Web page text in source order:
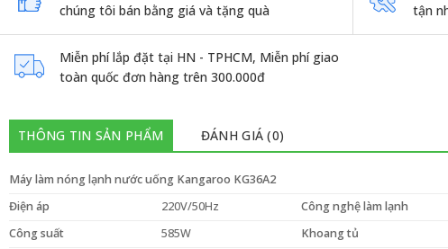
chúng tôi bán bằng giá và tặng quà
tận
Miễn phí lắp đặt tại HN - TPHCM, Miễn phí giao
toàn quốc đơn hàng trên 300.000đ
THÔNG TIN SẢN PHẨM ĐÁNH GIÁ (0)
Máy làm nóng lạnh nước uống Kangaroo KG36A2
Điện áp
220V/50Hz Công nghệ làm lạnh
Công suất
585W Khoang tủ